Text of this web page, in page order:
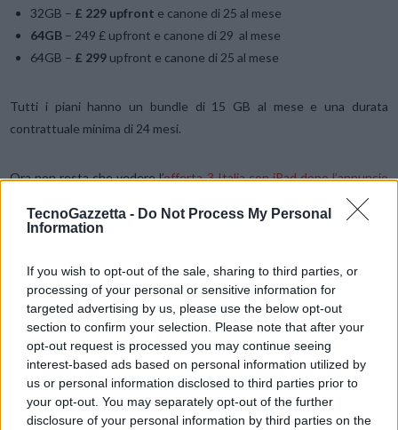
TecnoGazzetta - Do Not Process My Personal
Information
If you wish to opt-out of the sale, sharing to third parties, or
processing of your personal or sensitive information for
targeted advertising by us, please use the below opt-out
section to confirm your selection. Please note that after your
opt-out request is processed you may continue seeing
interest-based ads based on personal information utilized by
us or personal information disclosed to third parties prior to
your opt-out. You may separately opt-out of the further
disclosure of your personal information by third parties on the
32GB – £ 229 upfront e canone di 25 al mese
64GB – 249 £ upfront e canone di 29 al mese
64GB – £ 299 upfront e canone di 25 al mese
Tutti i piani hanno un bundle di 15 GB al mese e una durata
contrattuale minima di 24 mesi.
Ora non resta che vedere l’offerta 3 Italia con iPad dopo l’annuncio
Condividi questo articolo:
E-mail LinkedIn Facebook
Mastodon Telegram WhatsApp
Stampa Altro
Vuoi ricevere gli aggiornamenti delle news di TecnoGazzetta?